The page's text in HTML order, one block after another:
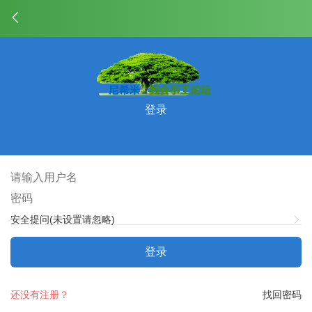
登录
安全提问(未设置请忽略)
登录
找回密码
还没有注册？